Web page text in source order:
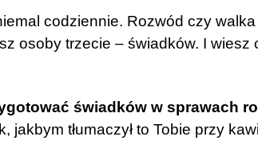
codziennie. Rozwód czy
osoby trzecie – świadków. I wiesz
świadków w sprawach
jakbym tłumaczył to Tobie przy